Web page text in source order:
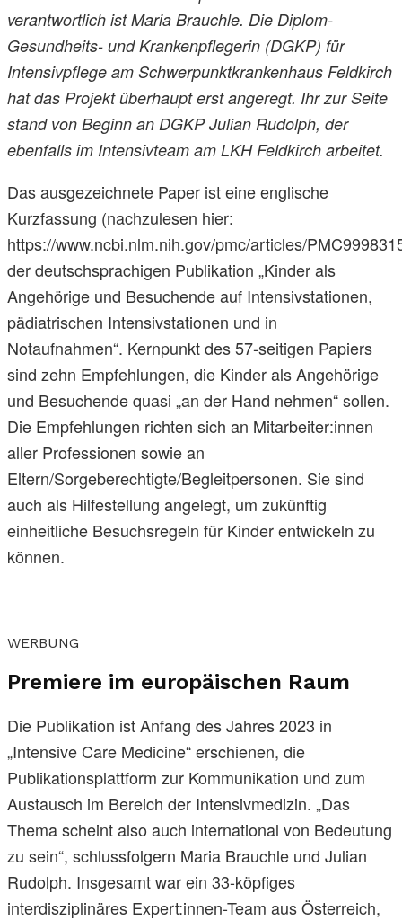
verantwortlich ist Maria Brauchle. Die Diplom-
Gesundheits- und Krankenpflegerin (DGKP) für
Intensivpflege am Schwerpunktkrankenhaus Feldkirch
hat das Projekt überhaupt erst angeregt. Ihr zur Seite
stand von Beginn an DGKP Julian Rudolph, der
ebenfalls im Intensivteam am LKH Feldkirch arbeitet.
Das ausgezeichnete Paper ist eine englische
Kurzfassung (nachzulesen hier:
https://www.ncbi.nlm.nih.gov/pmc/articles/
der deutschsprachigen Publikation „Kinder als
Angehörige und Besuchende auf Intensivstationen,
pädiatrischen Intensivstationen und in
Notaufnahmen“. Kernpunkt des 57-seitigen Papiers
sind zehn Empfehlungen, die Kinder als Angehörige
und Besuchende quasi „an der Hand nehmen“ sollen.
Die Empfehlungen richten sich an Mitarbeiter:innen
aller Professionen sowie an
Eltern/Sorgeberechtigte/Begleitpersonen. Sie sind
auch als Hilfestellung angelegt, um zukünftig
einheitliche Besuchsregeln für Kinder entwickeln zu
können.
WERBUNG
Premiere im europäischen Raum
Die Publikation ist Anfang des Jahres 2023 in
„Intensive Care Medicine“ erschienen, die
Publikationsplattform zur Kommunikation und zum
Austausch im Bereich der Intensivmedizin. „Das
Thema scheint also auch international von Bedeutung
zu sein“, schlussfolgern Maria Brauchle und Julian
Rudolph. Insgesamt war ein 33-köpfiges
interdisziplinäres Expert:innen-Team aus Österreich,